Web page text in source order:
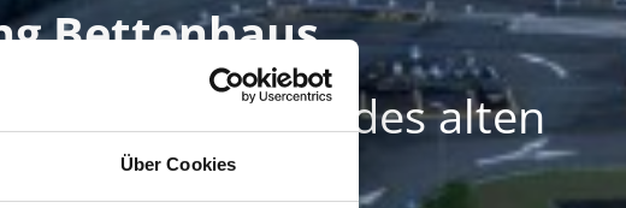
Über Cookies
Bettenhaus
die Sanierung des alten